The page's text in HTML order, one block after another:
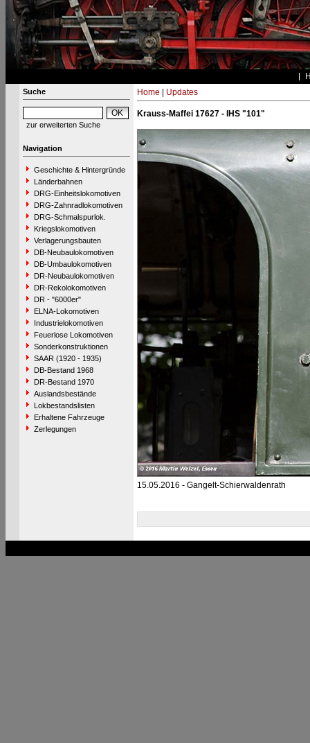
Suche
zur erweiterten Suche
Navigation
Geschichte & Hintergründe
Länderbahnen
DRG-Einheitslokomotiven
DRG-Zahnradlokomotiven
DRG-Schmalspurlok.
Kriegslokomotiven
Verlagerungsbauten
DB-Neubaulokomotiven
DB-Umbaulokomotiven
DR-Neubaulokomotiven
DR-Rekolokomotiven
DR - "6000er"
ELNA-Lokomotiven
Industrielokomotiven
Feuerlose Lokomotiven
Sonderkonstruktionen
SAAR (1920 - 1935)
DB-Bestand 1968
DR-Bestand 1970
Auslandsbestände
Lokbestandslisten
Erhaltene Fahrzeuge
Zerlegungen
Home Updates
Krauss-Maffei 17627 - IHS "101"
15.05.2016 - Gangelt-Schierwaldenrath